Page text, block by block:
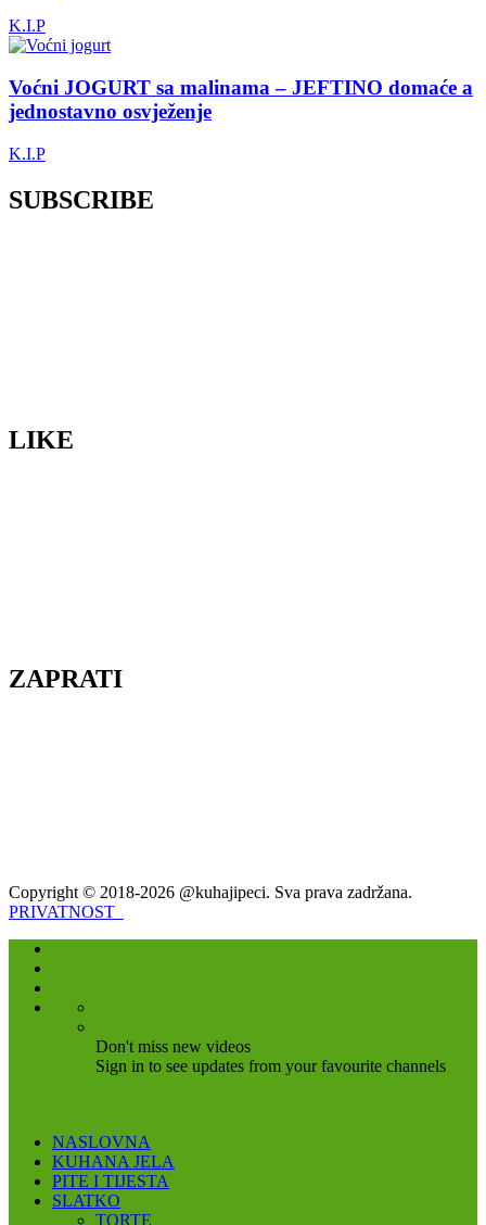
K.I.P
Voćni JOGURT sa malinama – JEFTINO domaće a
jednostavno osvježenje
K.I.P
SUBSCRIBE
LIKE
ZAPRATI
Copyright © 2018-2026 @kuhajipeci. Sva prava zadržana.
PRIVATNOST
Don't miss new videos
Sign in to see updates from your favourite channels
NASLOVNA
KUHANA JELA
PITE I TIJESTA
SLATKO
TORTE